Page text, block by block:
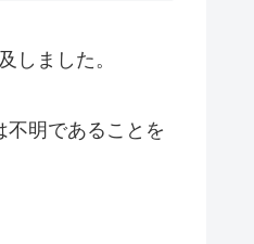
しました。
明であることを